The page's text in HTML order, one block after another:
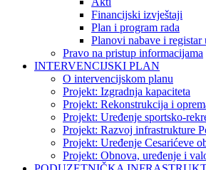
Financijski izvještaji
Plan i program rada
Planovi nabave i registar
Pravo na pristup informacijama
INTERVENCIJSKI PLAN
O intervencijskom planu
Projekt: Izgradnja kapaciteta
Projekt: Rekonstrukcija i
Projekt: Uređenje sportsko-
Projekt: Razvoj infrastrukture
Projekt: Uređenje Cesarićeve
Projekt: Obnova, uređenje i